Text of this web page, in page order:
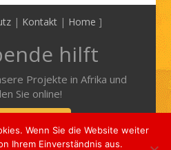
| Kontakt | Home ]
hilft
Projekte in Afrika und
Sie online!
Wenn Sie die Website weiter
Ihrem Einverständnis aus.